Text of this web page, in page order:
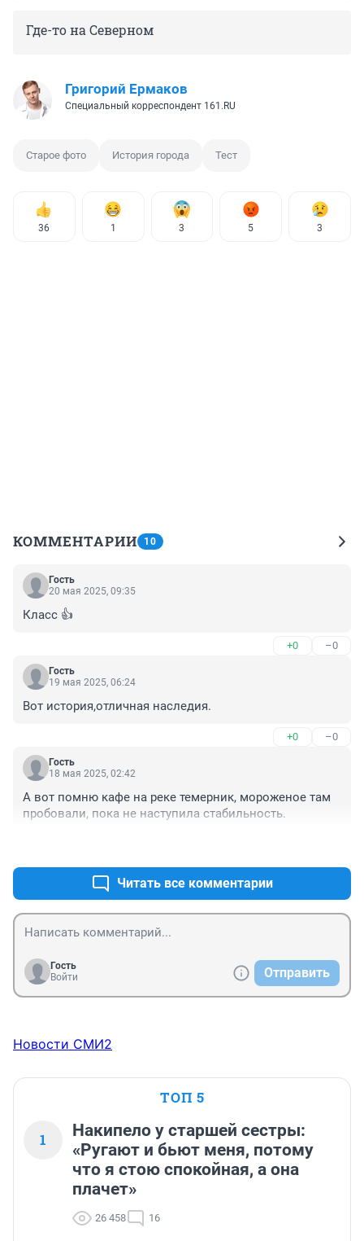
Где-то на Северном
Григорий Ермаков
Специальный корреспондент 161.RU
Старое фото История города Тест
36 1 3 5 3
КОММЕНТАРИИ 10
Гость
20 мая 2025, 09:35
Класс 👍
+0 –0
Гость
19 мая 2025, 06:24
Вот история,отличная наследия.
+0 –0
Гость
18 мая 2025, 02:42
А вот помню кафе на реке темерник, мороженое там
пробовали, пока не наступила стабильность.
Читать все комментарии
Гость
Войти
Отправить
Новости СМИ2
ТОП 5
1
Накипело у старшей сестры:
«Ругают и бьют меня, потому
что я стою спокойная, а она
плачет»
26 458 16